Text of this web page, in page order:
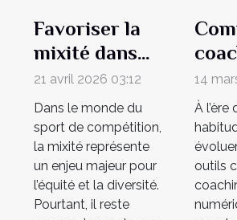
Favoriser la
mixité dans
les sports de
compétition :
quelles
méthodes ?
21 avril 2026 03:12
Dans le monde du
sport de compétition,
la mixité représente
un enjeu majeur pour
l’équité et la diversité.
Pourtant, il reste
peut
14
À l’ère
outils